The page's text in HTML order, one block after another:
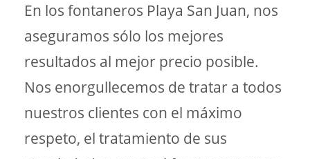
En los fontaneros Playa San Juan, nos
aseguramos sólo los mejores
resultados al mejor precio posible.
Nos enorgullecemos de tratar a todos
nuestros clientes con el máximo
respeto, el tratamiento de sus